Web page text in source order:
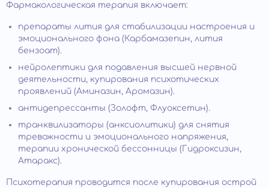
Фармакологическая терапия включает:
препараты лития для стабилизации настроения и
эмоционального фона (Карбамазепин, лития
бензоат).
нейролептики для подавления высшей нервной
деятельности, купирования психотических
проявлений (Аминазин, Аромазин).
антидепрессанты (Золофт, Флуоксетин).
транквилизаторы (анксиолитики) для снятия
тревожности и эмоционального напряжения,
терапии хронической бессонницы (Гидроксизин,
Атаракс).
Психотерапия проводится после купирования острой